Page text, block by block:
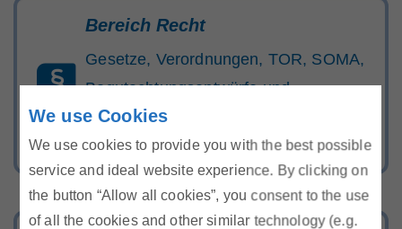
We use Cookies
We use cookies to provide you with the best possible
service and ideal website experience. By clicking on
the button “Allow all cookies”, you consent to the use
of all the cookies and other similar technology (e.g.
Bereich Recht
Gesetze, Verordnungen, TOR, SOMA,
Begutachtungsentwürfe und
behördliche Entscheidungen der E-
Control.